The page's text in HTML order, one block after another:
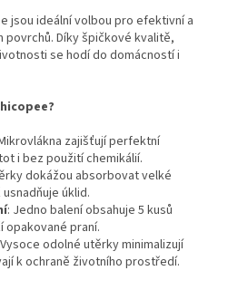
jsou ideální volbou pro efektivní a
Díky špičkové kvalitě,
se hodí do domácností i
zajišťují perfektní
i bez použití chemikálií.
dokážou absorbovat velké
úklid.
: Jedno balení obsahuje 5 kusů
praní.
odolné utěrky minimalizují
k ochraně životního prostředí.